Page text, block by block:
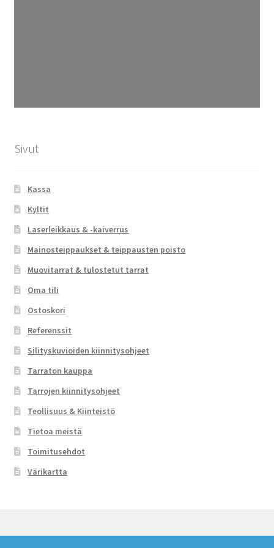
Sivut
Kassa
Kyltit
Laserleikkaus & -kaiverrus
Mainosteippaukset & teippausten poisto
Muovitarrat & tulostetut tarrat
Oma tili
Ostoskori
Referenssit
Silityskuvioiden kiinnitysohjeet
Tarraton kauppa
Tarrojen kiinnitysohjeet
Teollisuus & Kiinteistö
Tietoa meistä
Toimitusehdot
Värikartta